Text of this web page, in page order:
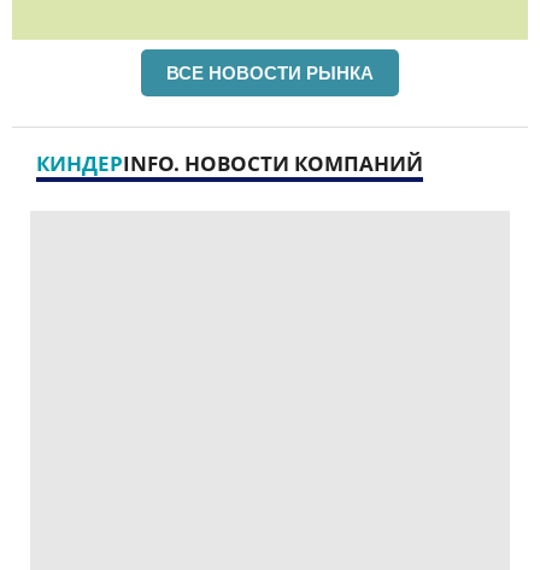
ВСЕ НОВОСТИ РЫНКА
КИНДЕРINFO. НОВОСТИ КОМПАНИЙ